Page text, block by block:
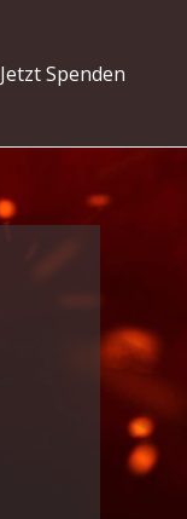
Jetzt Spenden